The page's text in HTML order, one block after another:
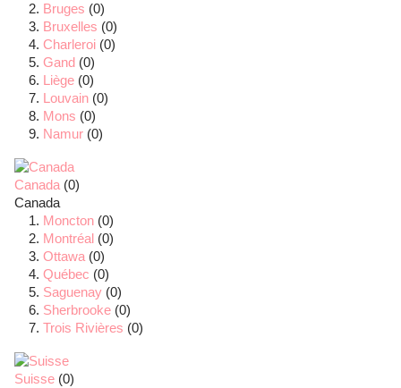
Bruges (0)
Bruxelles (0)
Charleroi (0)
Gand (0)
Liège (0)
Louvain (0)
Mons (0)
Namur (0)
Canada (0)
Canada
Moncton (0)
Montréal (0)
Ottawa (0)
Québec (0)
Saguenay (0)
Sherbrooke (0)
Trois Rivières (0)
Suisse (0)